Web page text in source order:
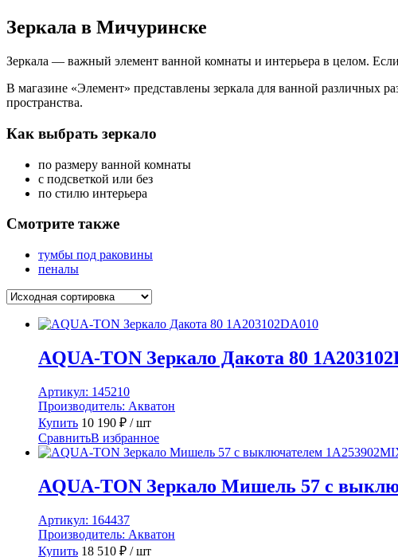
Зеркала в Мичуринске
Зеркала — важный элемент ванной комнаты и интерьера в целом.
В магазине «Элемент» представлены зеркала для ванной различных
пространства.
Как выбрать зеркало
по размеру ванной комнаты
с подсветкой или без
по стилю интерьера
Смотрите также
тумбы под раковины
пеналы
AQUA-TON Зеркало Дакота 80
Артикул: 145210
Производитель: Акватон
Купить 10 190 ₽ / шт
СравнитьВ избранное
AQUA-TON Зеркало Мишель 57 с
Артикул: 164437
Производитель: Акватон
Купить 18 510 ₽ / шт